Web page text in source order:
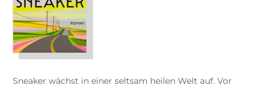
Sneaker wächst in einer seltsam heilen Welt auf. Vor